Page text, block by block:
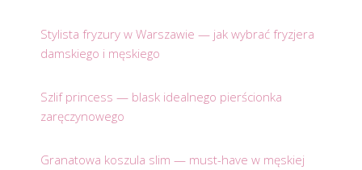
Stylista fryzury w Warszawie — jak wybrać fryzjera
damskiego i męskiego
Szlif princess — blask idealnego pierścionka
zaręczynowego
Granatowa koszula slim — must-have w męskiej